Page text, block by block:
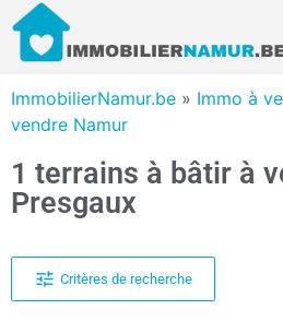
ImmobilierNamur.be » Immo à
vendre Namur
1 terrains à bâtir à
Presgaux
Critères de recherche